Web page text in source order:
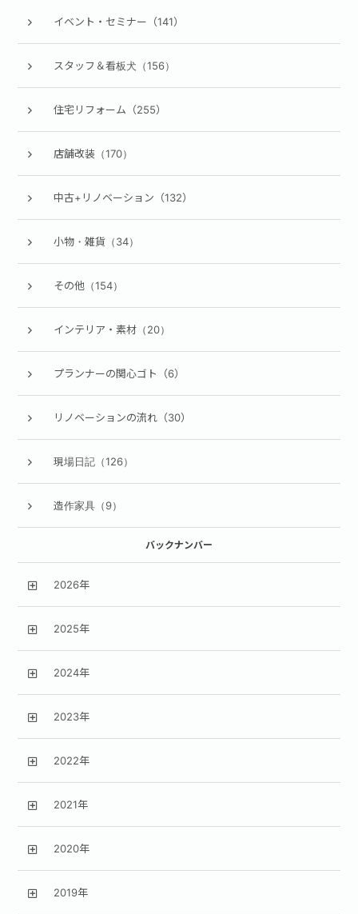
イベント・セミナー（141）
スタッフ＆看板犬（156）
住宅リフォーム（255）
店舗改装（170）
中古+リノベーション（132）
小物・雑貨（34）
その他（154）
インテリア・素材（20）
プランナーの関心ゴト（6）
リノベーションの流れ（30）
現場日記（126）
造作家具（9）
バックナンバー
2026年
2025年
2024年
2023年
2022年
2021年
2020年
2019年